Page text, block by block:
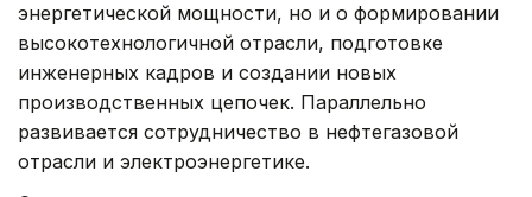
энергетической мощности, но и о формировании
высокотехнологичной отрасли, подготовке
инженерных кадров и создании новых
производственных цепочек. Параллельно
развивается сотрудничество в нефтегазовой
отрасли и электроэнергетике.